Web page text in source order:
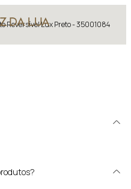
Reversível Lux Preto - 35001084